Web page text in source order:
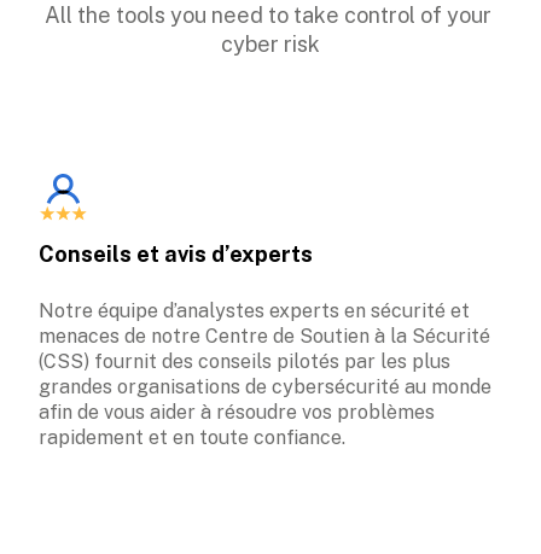
All the tools you need to take control of your
cyber risk
Conseils et avis d’experts
Notre équipe d’analystes experts en sécurité et
menaces de notre Centre de Soutien à la Sécurité
(CSS) fournit des conseils pilotés par les plus
grandes organisations de cybersécurité au monde
afin de vous aider à résoudre vos problèmes
rapidement et en toute confiance.